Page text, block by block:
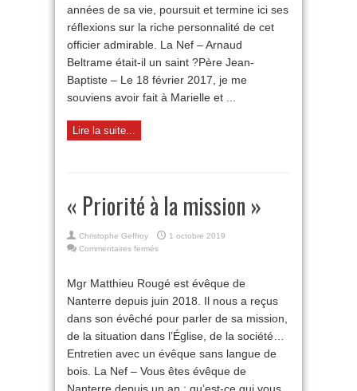
années de sa vie, poursuit et termine ici ses
réflexions sur la riche personnalité de cet
officier admirable. La Nef – Arnaud
Beltrame était-il un saint ?Père Jean-
Baptiste – Le 18 février 2017, je me
souviens avoir fait à Marielle et ...
Lire la suite...
« Priorité à la mission »
Christophe Geffroy
1 octobre 2019
Commentaires ferméssur
à
la
»
Mgr Matthieu Rougé est évêque de
Nanterre depuis juin 2018. Il nous a reçus
dans son évêché pour parler de sa mission,
de la situation dans l’Église, de la société…
Entretien avec un évêque sans langue de
bois. La Nef – Vous êtes évêque de